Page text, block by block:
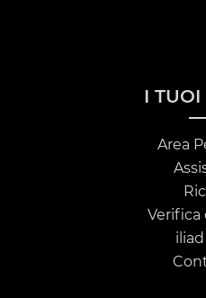
I
Area
Verifica